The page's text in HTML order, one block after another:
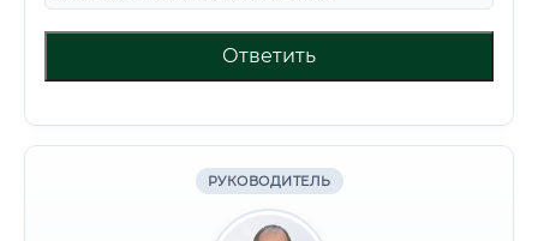
Ответить
РУКОВОДИТЕЛЬ